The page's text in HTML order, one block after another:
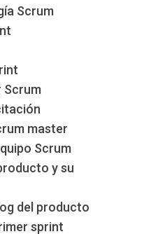
Scrum
Scrum
master
Scrum
y su
del producto
sprint